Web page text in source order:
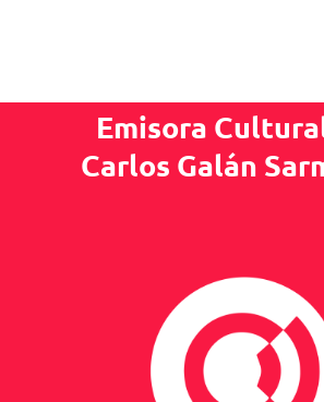
Emisora
Carlos Galán